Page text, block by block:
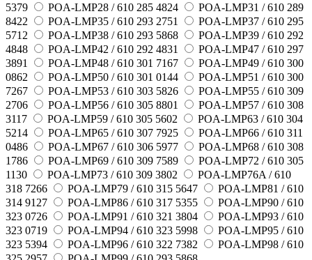
5379
POA-LMP28 / 610 285 4824
POA-LMP31 / 610 289
8422
POA-LMP35 / 610 293 2751
POA-LMP37 / 610 295
5712
POA-LMP38 / 610 293 5868
POA-LMP39 / 610 292
4848
POA-LMP42 / 610 292 4831
POA-LMP47 / 610 297
3891
POA-LMP48 / 610 301 7167
POA-LMP49 / 610 300
0862
POA-LMP50 / 610 301 0144
POA-LMP51 / 610 300
7267
POA-LMP53 / 610 303 5826
POA-LMP55 / 610 309
2706
POA-LMP56 / 610 305 8801
POA-LMP57 / 610 308
3117
POA-LMP59 / 610 305 5602
POA-LMP63 / 610 304
5214
POA-LMP65 / 610 307 7925
POA-LMP66 / 610 311
0486
POA-LMP67 / 610 306 5977
POA-LMP68 / 610 308
1786
POA-LMP69 / 610 309 7589
POA-LMP72 / 610 305
1130
POA-LMP73 / 610 309 3802
POA-LMP76A / 610
318 7266
POA-LMP79 / 610 315 5647
POA-LMP81 / 610
314 9127
POA-LMP86 / 610 317 5355
POA-LMP90 / 610
323 0726
POA-LMP91 / 610 321 3804
POA-LMP93 / 610
323 0719
POA-LMP94 / 610 323 5998
POA-LMP95 / 610
323 5394
POA-LMP96 / 610 322 7382
POA-LMP98 / 610